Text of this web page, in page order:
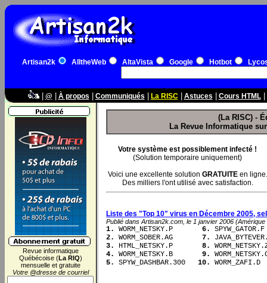
Artisan2k AlltheWeb AltaVista Google Hotbot
| @ À propos Communiqués La RISC| Astuces Cours HTML|
Revue informatique
Québécoise (La RIQ)
mensuelle et gratuite
Votre @dresse de courriel
(La RISC) -
La Revue Informatique
Votre système est possiblement infecté !
(Solution temporaire uniquement)
Voici une excellente solution GRATUITEen ligne.
Des milliers l'ont utilisé avec satisfaction.
Liste des "Top 10" virus en Décembre 2005,
Publié dans Artisan2k.com, le 1 janvier 2006
1. WORM_NETSKY.P 6.
2.
WORM_SOBER.AG
7.
3.
HTML_NETSKY.P
8.
4.
WORM_NETSKY.B
9.
5.
SPYW_DASHBAR.300 10. WORM_ZAFI.D